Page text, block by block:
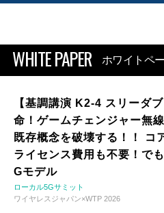
WHITE PAPER ホワイトペ
【基調講演 K2-4 スリーダ
命！ゲームチェンジャー無
既存概念を破壊する！！ コ
ライセンス費用も不要！で
Gモデル
ローカル5Gサミット
ワイヤレスジャパン×WTP 2026